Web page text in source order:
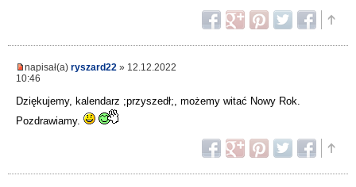
napisał(a) ryszard22 » 12.12.2022
10:46
Dziękujemy, kalendarz ;przyszedł;, możemy witać Nowy Rok.
Pozdrawiamy.